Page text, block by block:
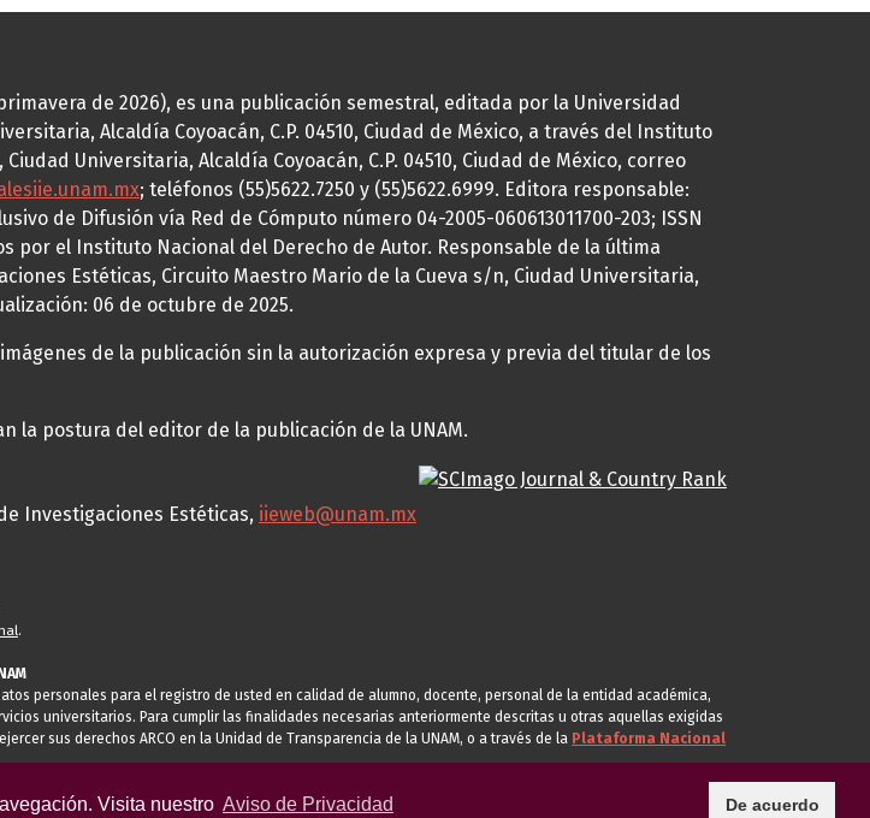
Visita nuestro Aviso de Privacidad De acuerdo
de 2026), es una publicación semestral, editada por la Universidad
Alcaldía Coyoacán, C.P. 04510, Ciudad de México, a través del Instituto
Universitaria, Alcaldía Coyoacán, C.P. 04510, Ciudad de México, correo
; teléfonos (55)5622.7250 y (55)5622.6999. Editora responsable:
de Difusión vía Red de Cómputo número 04-2005-060613011700-203; ISSN
por el Instituto Nacional del Derecho de Autor. Responsable de la última
Estéticas, Circuito Maestro Mario de la Cueva s/n, Ciudad Universitaria,
06 de octubre de 2025.
de la publicación sin la autorización expresa y previa del titular de los
la postura del editor de la publicación de la UNAM.
Investigaciones Estéticas, iieweb@unam.mx
.
personales para el registro de usted en calidad de alumno, docente, personal de la entidad académica,
universitarios. Para cumplir las finalidades necesarias anteriormente descritas u otras aquellas exigidas
sus derechos ARCO en la Unidad de Transparencia de la UNAM, o a través de la Plataforma Nacional